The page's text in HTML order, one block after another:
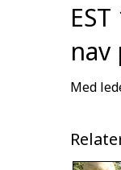
Med